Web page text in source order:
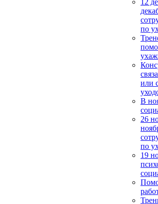
по
или
В
26
по
19